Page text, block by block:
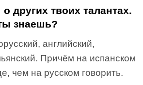
других твоих талантах.
знаешь?
английский,
Причём на испанском
чем на русском говорить.